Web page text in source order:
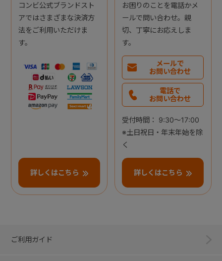
コンビ公式ブランドスト
アではさまざまな決済方
法をご利用いただけま
す。
詳しくはこちら
お困りのことを電話かメ
ールで問い合わせ。親
切、丁寧にお応えしま
す。
メールで
お問い合わせ
電話で
お問い合わせ
受付時間： 9:30～17:00
※土日祝日・年末年始を除
く
詳しくはこちら
ご利用ガイド